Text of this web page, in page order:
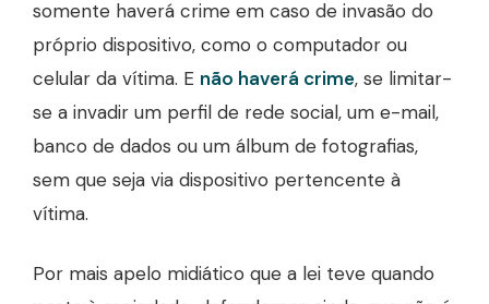
somente haverá crime em caso de invasão do
próprio dispositivo, como o computador ou
celular da vítima. E não haverá crime, se limitar-
se a invadir um perfil de rede social, um e-mail,
banco de dados ou um álbum de fotografias,
sem que seja via dispositivo pertencente à
vítima.
Por mais apelo midiático que a lei teve quando